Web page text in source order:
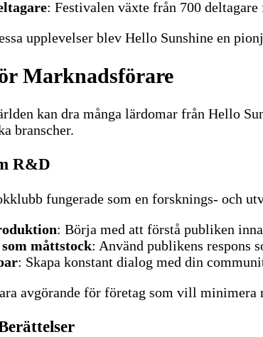
: Festivalen växte från 700
upplevelser blev Hello Sunshine en
Marknadsförare
kan dra många lärdomar från Hello
branscher.
R&D
fungerade som en forsknings- och
: Börja med att förstå publiken
måttstock: Använd publikens respons
: Skapa konstant dialog med din
avgörande för företag som vill minimera